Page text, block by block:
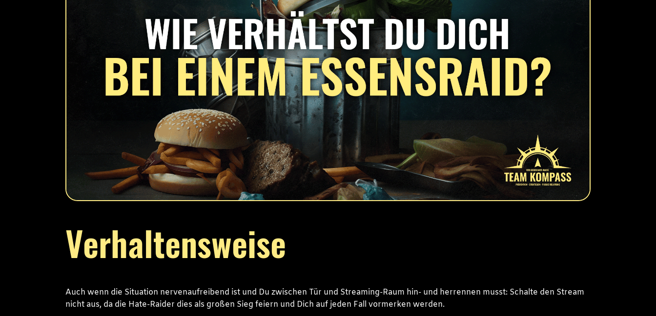
Verhaltensweise
Auch wenn die Situation nervenaufreibend ist und Du zwischen Tür und Streaming-Raum hin- und herrennen musst: Schalte den Stream
nicht aus, da die Hate-Raider dies als großen Sieg feiern und Dich auf jeden Fall vormerken werden.